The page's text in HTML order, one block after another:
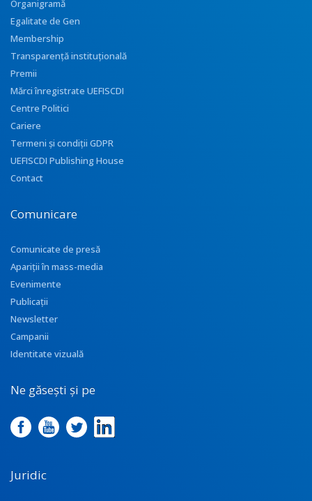
Organigramă
Egalitate de Gen
Membership
Transparenţă instituţională
Premii
Mărci înregistrate UEFISCDI
Centre Politici
Cariere
Termeni și condiții GDPR
UEFISCDI Publishing House
Contact
Comunicare
Comunicate de presă
Apariţii în mass-media
Evenimente
Publicații
Newsletter
Campanii
Identitate vizuală
Ne găsești și pe
Juridic